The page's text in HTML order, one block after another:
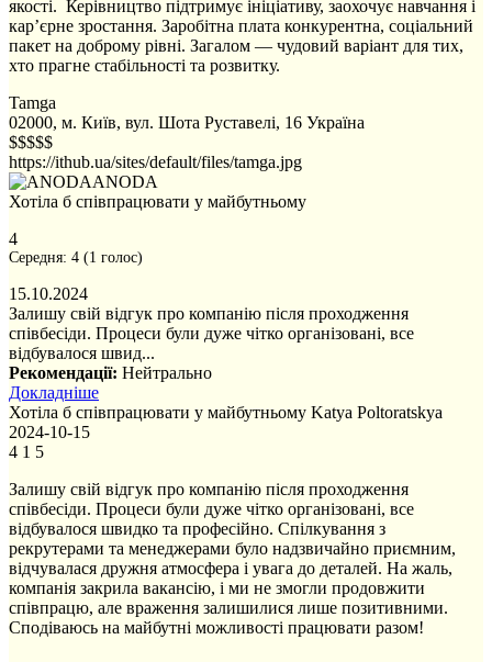
якості. Керівництво підтримує ініціативу, заохочує навчання і
кар’єрне зростання. Заробітна плата конкурентна, соціальний
пакет на доброму рівні. Загалом — чудовий варіант для тих,
хто прагне стабільності та розвитку.
Tamga
02000, м. Київ, вул. Шота Руставелі, 16 Україна
$$$$$
https://ithub.ua/sites/default/files/tamga.jpg
ANODA
Хотіла б співпрацювати у майбутньому
4
Середня: 4 (1 голос)
15.10.2024
Залишу свій відгук про компанію після проходження
співбесіди. Процеси були дуже чітко організовані, все
відбувалося швид...
Рекомендації: Нейтрально
Докладніше
Хотіла б співпрацювати у майбутньому Katya Poltoratskya
2024-10-15
4 1 5
Залишу свій відгук про компанію після проходження
співбесіди. Процеси були дуже чітко організовані, все
відбувалося швидко та професійно. Спілкування з
рекрутерами та менеджерами було надзвичайно приємним,
відчувалася дружня атмосфера і увага до деталей. На жаль,
компанія закрила вакансію, і ми не змогли продовжити
співпрацю, але враження залишилися лише позитивними.
Сподіваюсь на майбутні можливості працювати разом!